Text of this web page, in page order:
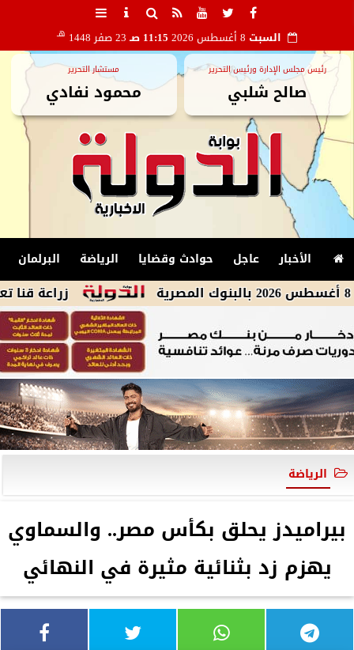
السبت 11:15 صـ 23 صفر 1448 هـ
رئيس مجلس الإدارة ورئيس التحرير
صالح شلبي
مستشار التحرير
محمود نفادي
الأخبار عاجل حوادث وقضايا الرياضة البرلمان
زراعة قنا تعلن
الرياضة
بيراميدز يحلق بكأس مصر.. والسماوي
يهزم زد بثنائية مثيرة في النهائي